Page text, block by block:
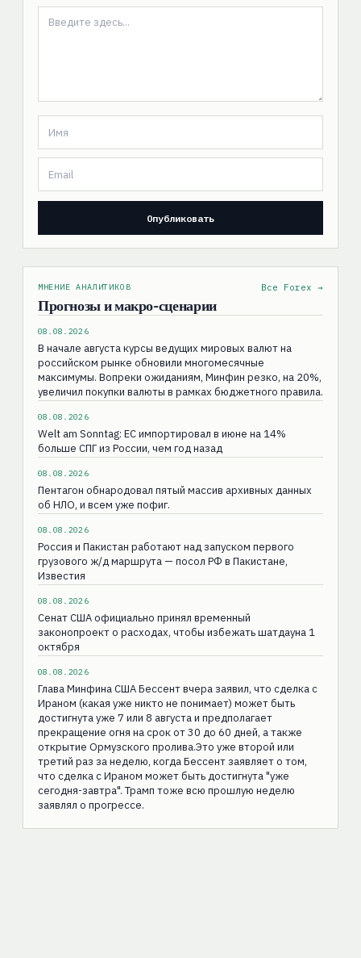
МНЕНИЕ АНАЛИТИКОВ
Прогнозы и макро-сценарии
Все Forex →
08.08.2026
В начале августа курсы ведущих мировых валют на
российском рынке обновили многомесячные
максимумы. Вопреки ожиданиям, Минфин резко, на 20%,
увеличил покупки валюты в рамках бюджетного правила.
08.08.2026
Welt am Sonntag: ЕС импортировал в июне на 14%
больше СПГ из России, чем год назад
08.08.2026
Пентагон обнародовал пятый массив архивных данных
об НЛО, и всем уже пофиг.
08.08.2026
Россия и Пакистан работают над запуском первого
грузового ж/д маршрута — посол РФ в Пакистане,
Известия
08.08.2026
Сенат США официально принял временный
законопроект о расходах, чтобы избежать шатдауна 1
октября
08.08.2026
Глава Минфина США Бессент вчера заявил, что сделка с
Ираном (какая уже никто не понимает) может быть
достигнута уже 7 или 8 августа и предполагает
прекращение огня на срок от 30 до 60 дней, а также
открытие Ормузского пролива.Это уже второй или
третий раз за неделю, когда Бессент заявляет о том,
что сделка с Ираном может быть достигнута "уже
сегодня-завтра". Трамп тоже всю прошлую неделю
заявлял о прогрессе.